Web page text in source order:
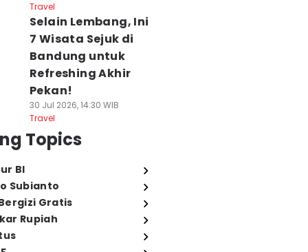
Travel
Selain Lembang, Ini
7 Wisata Sejuk di
Bandung untuk
Refreshing Akhir
Pekan!
30 Jul 2026, 14:30 WIB
Travel
Topics
BI
Subianto
Gratis
Rupiah